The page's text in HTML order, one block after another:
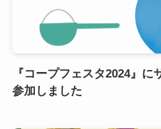
『コープフェスタ2024』
参加しました